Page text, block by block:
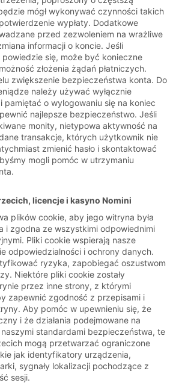
mógł wykonywać czynności takich
wypłaty. Dodatkowe
przed zezwoleniem na wrażliwe
informacji o koncie. Jeśli
się, może być konieczne
złożenia żądań płatniczych.
zwiększenie bezpieczeństwa konta. Do
należy używać wyłącznie
pamiętać o wylogowaniu się na koniec
najlepsze bezpieczeństwo. Jeśli
monity, nietypowa aktywność na
transakcje, których użytkownik nie
zmienić hasło i skontaktować
mogli pomóc w utrzymaniu
licencje i kasyno Nomini
plików cookie, aby jego witryna była
i zgodna ze wszystkimi odpowiednimi
Pliki cookie wspierają nasze
odpowiedzialności i ochrony danych.
ryzyka, zapobiegać oszustwom
Niektóre pliki cookie zostały
przez inne strony, z którymi
zapewnić zgodność z przepisami i
Aby pomóc w upewnieniu się, że
i że działania podejmowane na
standardami bezpieczeństwa, te
mogą przetwarzać ograniczone
jak identyfikatory urządzenia,
sygnały lokalizacji pochodzące z
sesji.